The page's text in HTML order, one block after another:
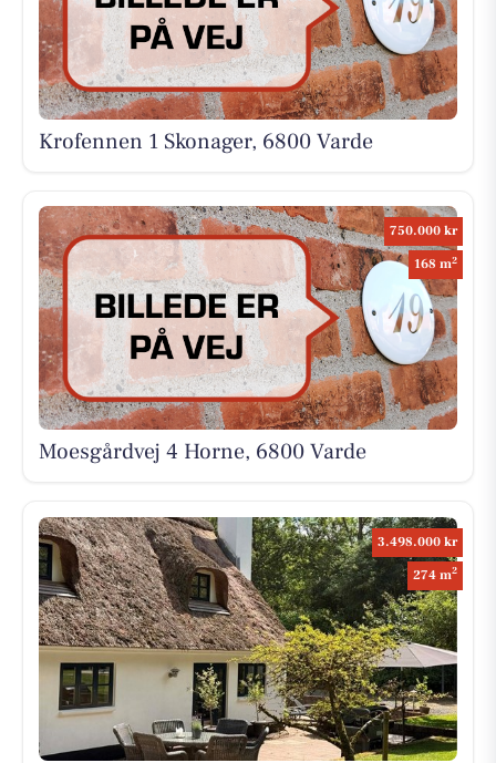
Krofennen 1 Skonager, 6800 Varde
750.000 kr
168 m2
Moesgårdvej 4 Horne, 6800 Varde
3.498.000 kr
274 m2